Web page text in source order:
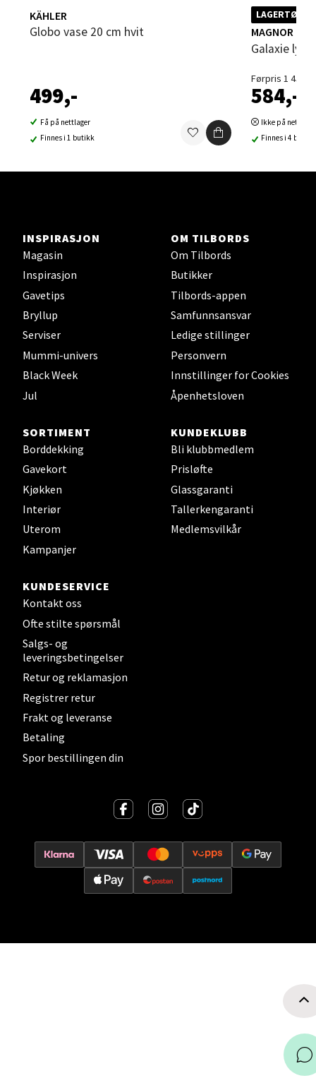
KÄHLER
Globo vase 20 cm hvit
499,-
Få på nettlager
Finnes i 1 butikk
MAGNOR
Galaxie
Førpris 1 459,-
584,-
Ikke på
Finnes i 4
INSPIRASJON
Magasin
Inspirasjon
Gavetips
Bryllup
Serviser
Mummi-univers
Black Week
Jul
OM TILBORDS
Om Tilbords
Butikker
Tilbords-appen
Samfunnsansvar
Ledige stillinger
Personvern
Innstillinger for Cookies
Åpenhetsloven
SORTIMENT
Borddekking
Gavekort
Kjøkken
Interiør
Uterom
Kampanjer
KUNDEKLUBB
Bli klubbmedlem
Prisløfte
Glassgaranti
Tallerkengaranti
Medlemsvilkår
KUNDESERVICE
Kontakt oss
Ofte stilte spørsmål
Salgs- og
leveringsbetingelser
Retur og reklamasjon
Registrer retur
Frakt og leveranse
Betaling
Spor bestillingen din
Falkenborgveien 5, 7044 Trondheim
Åpent i dag 09-21
Velg
Sortland - Sortland Storsenter
Strangata 26, 8400 Sortland
Åpent i dag 10-19
Velg
Steinkjer - Thon Senter Steinkjer
Sjøfartsgata 2, 7714 Steinkjer
0 i butikk
Leirvik - Stord
Torgbakken 2, 5401 Stord
Åpent i dag 10-17
Oslo - Thon Senter Storo